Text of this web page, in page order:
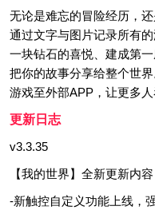
无论是难忘的冒险经历，
通过文字与图片记录所有
一块钻石的喜悦、建成第
把你的故事分享给整个世
游戏至外部APP，让更多人
更新日志
v3.3.35
【我的世界】全新更新内容
-新触控自定义功能上线，